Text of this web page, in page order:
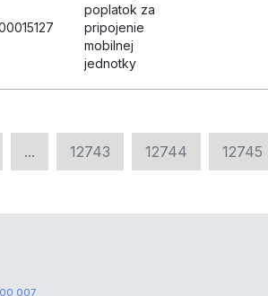
poplatok za
pripojenie
mobilnej
jednotky
... 12743 12744 12745
007